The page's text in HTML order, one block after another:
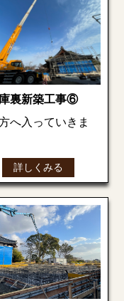
イト（天窓）が設
れる予定です。
お楽しみに
式典終了後の餅ま
。
保育園児さん達
加して賑やかな餅
は餅まきがなか
為、子供たちに
重な体験になった
ょうね！
お楽しみに
庫裏新築工事⑥
へ入っていきま
を持ち上げ組んで
す。
住宅とは違い柱
けで大量にあり
詳しくみる